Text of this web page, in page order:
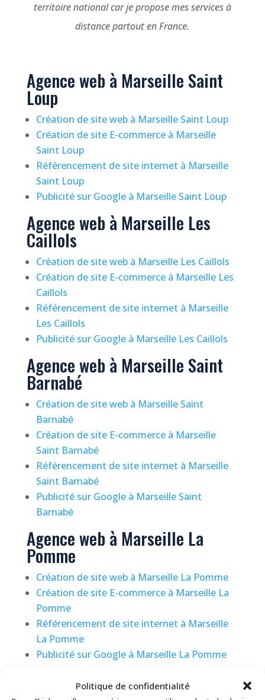
Politique de confidentialité
territoire national car je propose mes services à
distance partout en France.
Agence web à Marseille Saint
Loup
Création de site web à Marseille Saint Loup
Création de site E-commerce à Marseille
Saint Loup
Référencement de site internet à Marseille
Saint Loup
Publicité sur Google à Marseille Saint Loup
Agence web à Marseille Les
Caillols
Création de site web à Marseille Les Caillols
Création de site E-commerce à Marseille Les
Caillols
Référencement de site internet à Marseille
Les Caillols
Publicité sur Google à Marseille Les Caillols
Agence web à Marseille Saint
Barnabé
Création de site web à Marseille Saint
Barnabé
Création de site E-commerce à Marseille
Saint Barnabé
Référencement de site internet à Marseille
Saint Barnabé
Publicité sur Google à Marseille Saint
Barnabé
Agence web à Marseille La
Pomme
Création de site web à Marseille La Pomme
Création de site E-commerce à Marseille La
Pomme
Référencement de site internet à Marseille
La Pomme
Publicité sur Google à Marseille La Pomme
Agence web à Marseille La